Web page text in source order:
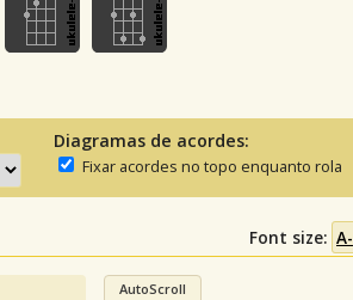
Diagramas de acordes:
Fixar acordes no topo enquanto rola
Font size: A-
AutoScroll